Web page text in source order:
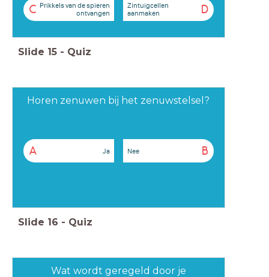
C Prikkels van de spieren
ontvangen
D
Zintuigcellen
aanmaken
Slide 15 - Quiz
Horen zenuwen bij het zenuwstelsel?
A Ja B
Nee
Slide 16 - Quiz
Wat wordt geregeld door je